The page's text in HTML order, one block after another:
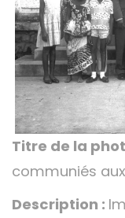
Titre de la
communiés
Description :